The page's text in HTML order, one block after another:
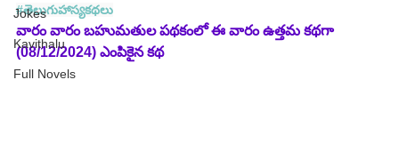
Jokes
Kavithalu
Full Novels
#తెలుగుహాస్యకథలు
వారం వారం బహుమతుల పథకంలో ఈ వారం ఉత్తమ కథగా
(08/12/2024) ఎంపికైన కథ